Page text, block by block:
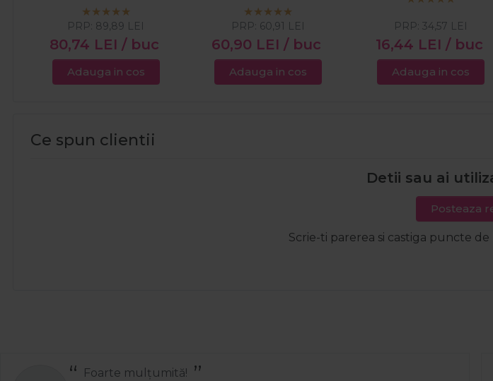
80,74 LEI / buc
PRP: 89,89 LEI
Adauga in cos
1kg
60,90 LEI / buc
PRP: 60,91 LEI
Adauga in cos
16,44 LEI / buc
PRP:34,57 LEI
Adauga in cos
Ce spun clientii
Detii sau ai
Posteaza
Scrie-ti parerea si castiga puncte de
Totul a decurs perfect și rapid.